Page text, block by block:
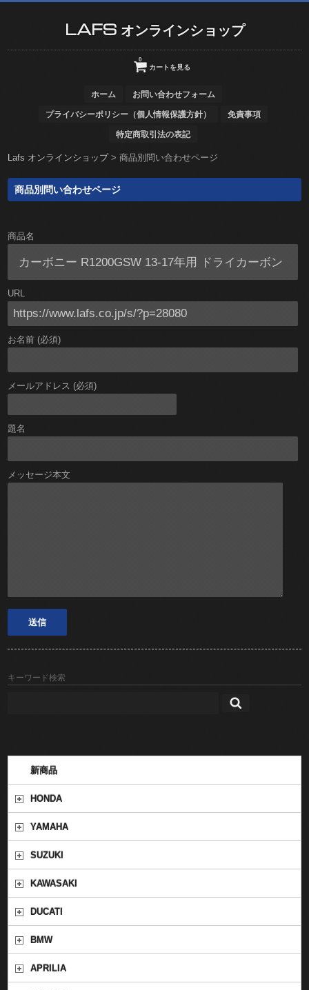
LAFS オンラインショップ
カートを見る
0
ホーム お問い合わせフォーム
プライバシーポリシー（個人情報保護方針） 免責事項
特定商取引法の表記
Lafs オンラインショップ>商品別問い合わせページ
商品別問い合わせページ
商品名
URL
お名前 (必須)
メールアドレス (必須)
題名
メッセージ本文
キーワード検索
新商品
HONDA
YAMAHA
SUZUKI
KAWASAKI
DUCATI
BMW
APRILIA